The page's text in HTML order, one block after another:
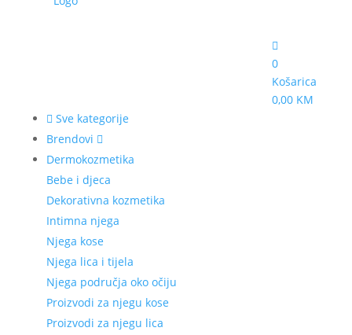
0
Košarica
0,00 KM
Sve kategorije
Brendovi
Dermokozmetika
Bebe i djeca
Dekorativna kozmetika
Intimna njega
Njega kose
Njega lica i tijela
Njega područja oko očiju
Proizvodi za njegu kose
Proizvodi za njegu lica